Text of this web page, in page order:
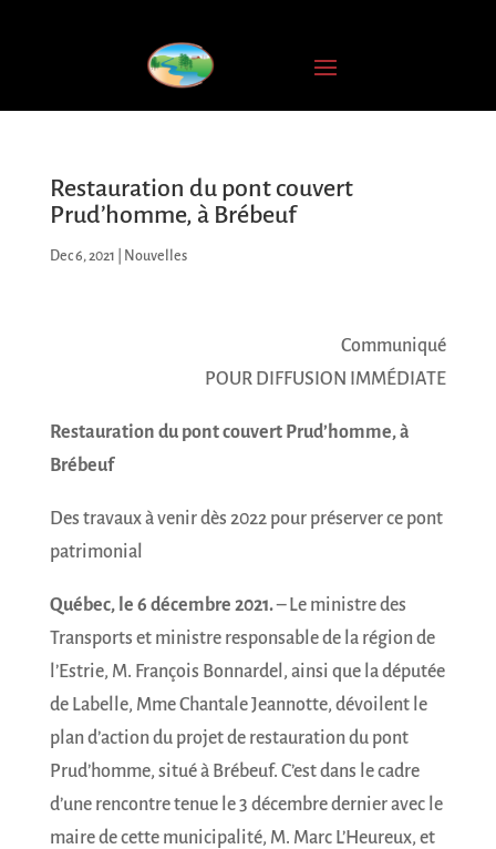
Restauration du pont couvert
Prud’homme, à Brébeuf
Dec 6, 2021 Nouvelles
Communiqué
POUR DIFFUSION IMMÉDIATE
Restauration du pont couvert Prud’homme, à
Brébeuf
Des travaux à venir dès 2022 pour préserver ce pont
patrimonial
Québec, le 6 décembre 2021.– Le ministre des
Transports et ministre responsable de la région de
l’Estrie, M. François Bonnardel, ainsi que la députée
de Labelle, Mme Chantale Jeannotte, dévoilent le
plan d’action du projet de restauration du pont
Prud’homme, situé à Brébeuf. C’est dans le cadre
d’une rencontre tenue le 3 décembre dernier avec le
maire de cette municipalité, M. Marc L’Heureux, et